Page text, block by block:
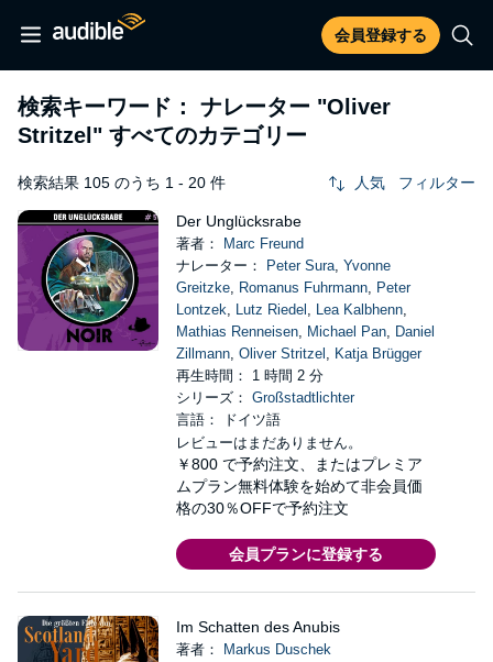
会員登録する
検索キーワード： ナレーター "Oliver
Stritzel" すべてのカテゴリー
検索結果 105 のうち 1 - 20 件 人気 フィルター
Der Unglücksrabe
著者：
Marc Freund
ナレーター：
Peter Sura, Yvonne
Greitzke, Romanus Fuhrmann, Peter
Lontzek, Lutz Riedel , Lea Kalbhenn,
Mathias Renneisen, Michael Pan, Daniel
Zillmann, Oliver Stritzel , Katja Brügger
再生時間： 1 時間 2 分
シリーズ： Großstadtlichter
言語： ドイツ語
レビューはまだありません。
￥800 で予約注文、またはプレミア
ムプラン無料体験を始めて非会員価
格の30％OFFで予約注文
会員プランに登録する
Im Schatten des Anubis
著者：
Markus Duschek